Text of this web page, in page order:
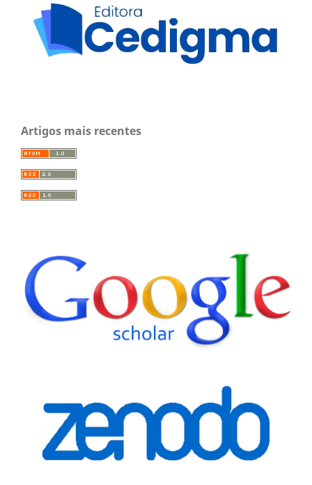
Artigos mais recentes